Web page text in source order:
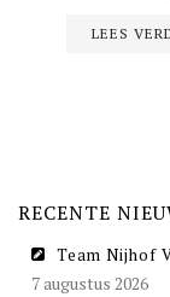
LEES
RECENTE
Team Nijhof
7 augustus 2026